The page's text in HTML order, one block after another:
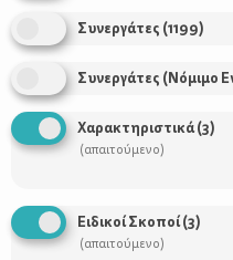
Συνεργάτες (1199)
Συνεργάτες (Νόμιμο
Χαρακτηριστικά(3)
(απαιτούμενο)
Ειδικοί Σκοποί(3)
(απαιτούμενο)